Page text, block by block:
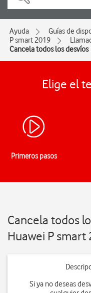
Ayuda Guías de
P smart 2019
Cancela todos los desvíos
Elige el
Primeros pasos
Cancela todos
Huawei P
Si ya no deseas